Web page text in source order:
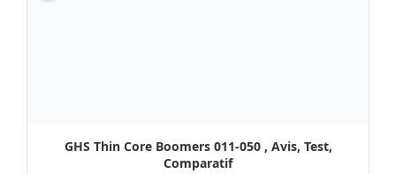
GHS Thin Core Boomers 011-050 , Avis, Test,
Comparatif